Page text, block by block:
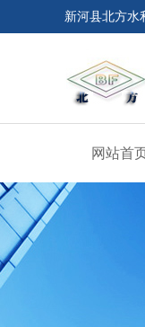
新河县北方水
网站首